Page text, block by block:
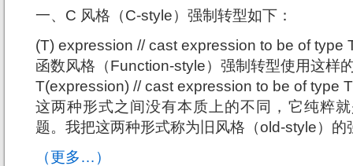
一、C 风格（C-style）强制转型如下：
(T) expression // cast expression to be of type
函数风格（Function-style）强制转型使用这样
T(expression) // cast expression to be of type T
这两种形式之间没有本质上的不同，它纯粹
题。我把这两种形式称为旧风格（old-style）的
（更多…）